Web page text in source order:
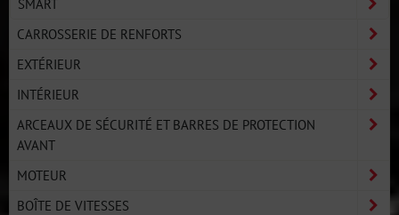
SMART
CARROSSERIE DE RENFORTS
EXTÉRIEUR
INTÉRIEUR
ARCEAUX DE SÉCURITÉ ET BARRES DE PROTECTION
AVANT
MOTEUR
BOÎTE DE VITESSES